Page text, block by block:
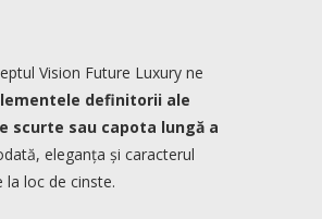
Vision Future Luxury ne
definitorii ale
scurte sau capota lungă a
eleganța și caracterul
loc de cinste.